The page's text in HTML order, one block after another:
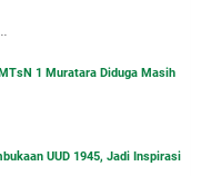
1 Muratara Diduga Masih
UUD 1945, Jadi Inspirasi